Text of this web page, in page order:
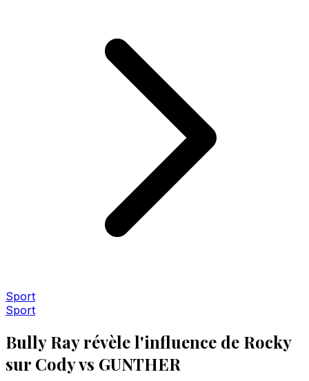
Sport
Sport
Bully Ray révèle l'influence de Rocky
sur Cody vs GUNTHER